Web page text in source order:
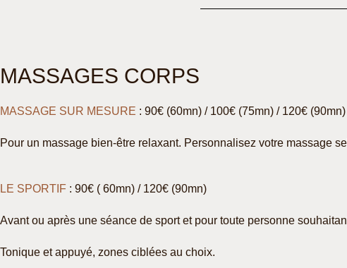
MASSAGES CORPS
MASSAGE SUR MESURE : 90€ (60mn) / 100€ (75mn) / 120€ (90mn)
Pour un massage bien-être relaxant. Personnalisez votre massage
LE SPORTIF : 90€ ( 60mn) / 120€ (90mn)
Avant ou après une séance de sport et pour toute personne
Tonique et appuyé, zones ciblées au choix.